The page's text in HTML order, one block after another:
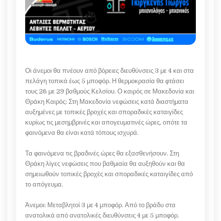
Οι άνεμοι θα πνέουν από βόρειες διευθύνσεις 3 με 4 και στα
πελάγη τοπικά έως 5 μποφόρ. Η θερμοκρασία θα φτάσει
τους 26 με 29 βαθμούς Κελσίου. Ο καιρός σε Μακεδονία και
Θράκη Καιρός: Στη Μακεδονία νεφώσεις κατά διαστήματα
αυξημένες με τοπικές βροχές και σποραδικές καταιγίδες
κυρίως τις μεσημβρινές και απογευματινές ώρες, οπότε τα
φαινόμενα θα είναι κατά τόπους ισχυρά.
Τα φαινόμενα τις βραδινές ώρες θα εξασθενήσουν. Στη
Θράκη λίγες νεφώσεις που βαθμιαία θα αυξηθούν και θα
σημειωθούν τοπικές βροχές και σποραδικές καταιγίδες από
το απόγευμα.
Άνεμοι: Μεταβλητοί 3 με 4 μποφόρ. Από το βράδυ στα
ανατολικά από ανατολικές διευθύνσεις 4 με 5 μποφόρ.